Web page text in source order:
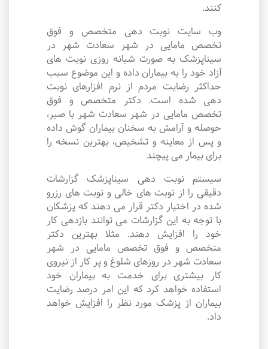
کنند.
وب سایت نوبت دهی متخصص و فوق
تخصص مامایی در شهر سعادت شهر در
سیناپزشک به صورت شبانه روزی نوبت های
آزاد خود را به بیماران داده و این موضوع سبب
حداکثر رضایت مردم از نرم افزارهای نوبت
دهی شده است. دکتر متخصص و فوق
تخصص مامایی در شهر سعادت شهر با صبر،
حوصله و آرامش به سخنان بیماران گوش داده
و پس از معاینه و تشخیص، بهترین نسخه را
برای بیمار می پیچند
سیستم نوبت دهی سیناپزشک گزارشات
دقیقی را از نوبت های خالی و نوبت های رزرو
شده در اختیار دکتر قرار می دهند که پزشکان
با توجه به این گزارشات می توانند بازدهی کار
خود را افزایش دهند. مثلا بهترین دکتر
متخصص و فوق تخصص مامایی در شهر
سعادت شهر در روزهای شلوغ و پر کار از نیروی
کار بیشتری برای خدمت به بیماران خود
استفاده خواهد کرد که این امر درصد رضایت
بیماران از پزشک مورد نظر را افزایش خواهد
داد.